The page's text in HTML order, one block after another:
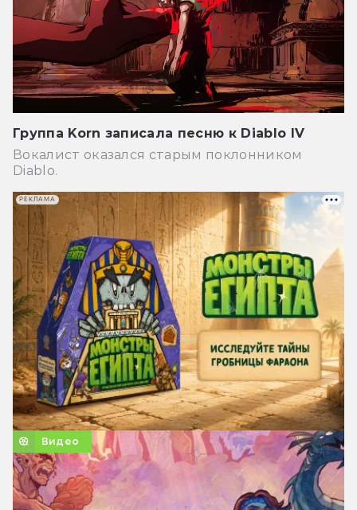
Группа Korn записала песню к Diablo IV
Вокалист оказался старым поклонником
Diablo.
Видео
РЕКЛАМА